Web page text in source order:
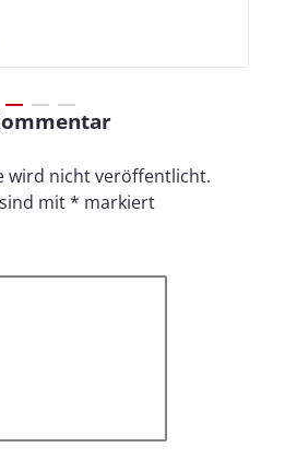
wird nicht veröffentlicht.
mit* markiert